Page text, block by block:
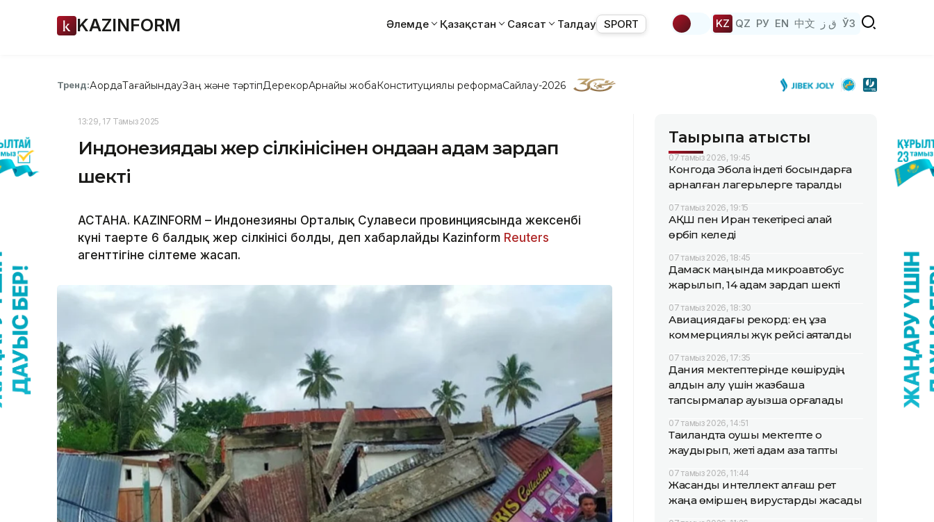
KAZINFORM Әлемде Қазақстан Саясат Талдау SPORT KZ QZ РУ EN 中文 ق ز ЎЗ
Тренд:АқордаТағайындауЗаң және тәртіпДерекқорАрнайы жобаКонституциялық реформаСайлау-2026
13:29, 17 Тамыз 2025
Индонезиядағы жер сілкінісінен ондаған адам зардап
шекті
АСТАНА. KAZINFORM – Индонезияның Орталық Сулавеси провинциясында жексенбі
күні таңертең 6 балдық жер сілкінісі болды, деп хабарлайды Kazinform Reuters
агенттігіне сілтеме жасап.
Тақырыпқа қатысты
07 тамыз 2026, 19:45
Конгода Эбола індеті босқындарға
арналған лагерьлерге таралды
07 тамыз 2026, 19:15
АҚШ пен Иран текетіресі қалай
өрбіп келеді
07 тамыз 2026, 18:45
Дамаск маңында микроавтобус
жарылып, 14 адам зардап шекті
07 тамыз 2026, 18:30
Авиациядағы рекорд: ең ұзақ
коммерциялық жүк рейсі аяқталды
07 тамыз 2026, 17:35
Дания мектептерінде көшірудің
алдын алу үшін жазбаша
тапсырмалар ауызша қорғалады
07 тамыз 2026, 14:51
Таиландта оқушы мектепте оқ
жаудырып, жеті адам қаза тапты
07 тамыз 2026, 11:44
Жасанды интеллект алғаш рет
жаңа өміршең вирустарды жасады